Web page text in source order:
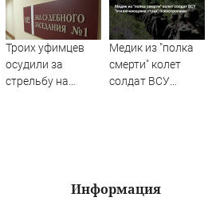
Троих уфимцев
осудили за
стрельбу на
Медик из "полка
смерти" колет
солдат ВСУ
Информация